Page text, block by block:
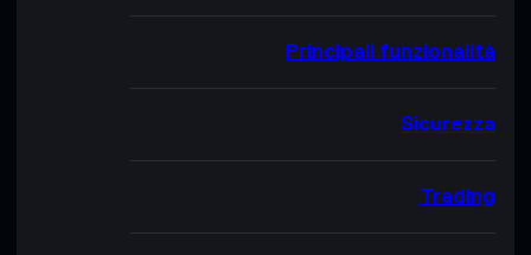
Principali funzionalità
Sicurezza
Trading